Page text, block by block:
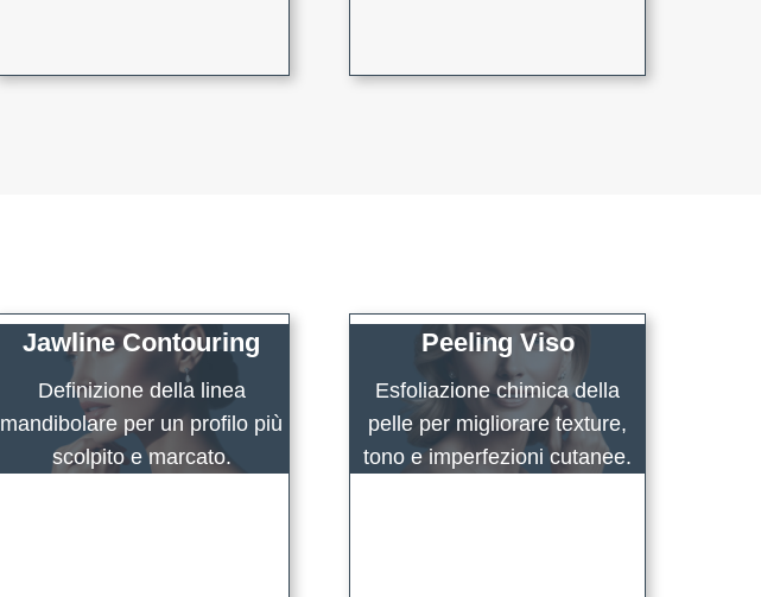
Jawline Contouring
Definizione della linea
mandibolare per un profilo più
scolpito e marcato.
Peeling Viso
Esfoliazione chimica della
pelle per migliorare texture,
tono e imperfezioni cutanee.